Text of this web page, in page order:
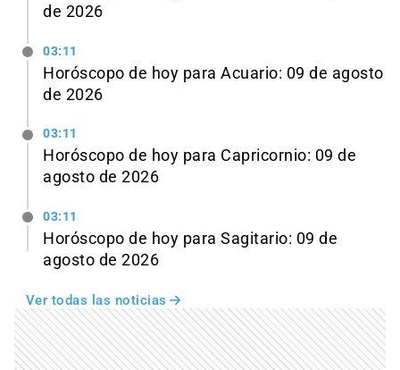
de 2026
03:11
Horóscopo de hoy para Acuario: 09 de agosto
de 2026
03:11
Horóscopo de hoy para Capricornio: 09 de
agosto de 2026
03:11
Horóscopo de hoy para Sagitario: 09 de
agosto de 2026
Ver todas las noticias